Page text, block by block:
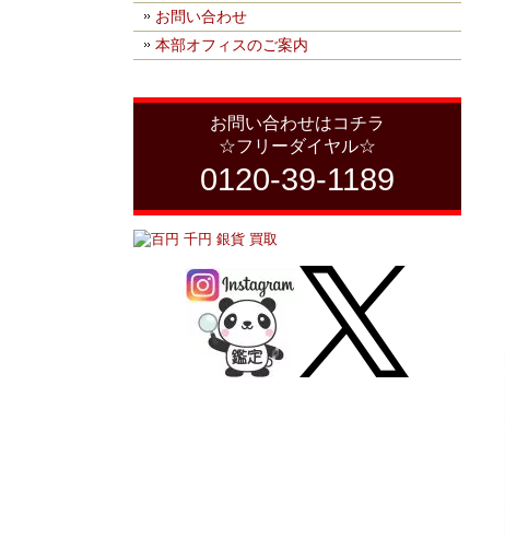
お問い合わせ
本部オフィスのご案内
お問い合わせはコチラ
☆フリーダイヤル☆
0120-39-1189